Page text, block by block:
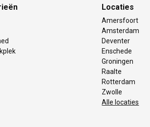
Locaties
Amersfoort
Amsterdam
Deventer
Enschede
Groningen
Raalte
Rotterdam
Zwolle
Alle locaties